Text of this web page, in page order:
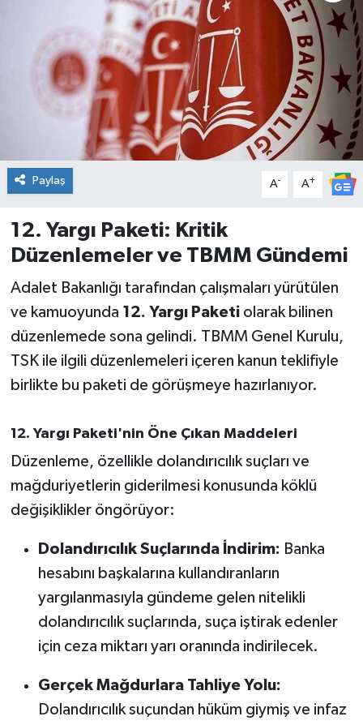
Paylaş A- A+
12. Yargı Paketi: Kritik
Düzenlemeler ve TBMM Gündemi
Adalet Bakanlığı tarafından çalışmaları yürütülen
ve kamuoyunda 12. Yargı Paketiolarak bilinen
düzenlemede sona gelindi. TBMM Genel Kurulu,
TSK ile ilgili düzenlemeleri içeren kanun teklifiyle
birlikte bu paketi de görüşmeye hazırlanıyor.
12. Yargı Paketi'nin Öne Çıkan Maddeleri
Düzenleme, özellikle dolandırıcılık suçları ve
mağduriyetlerin giderilmesi konusunda köklü
değişiklikler öngörüyor:
Dolandırıcılık Suçlarında İndirim: Banka
hesabını başkalarına kullandıranların
yargılanmasıyla gündeme gelen nitelikli
dolandırıcılık suçlarında, suça iştirak edenler
için ceza miktarı yarı oranında indirilecek.
Gerçek Mağdurlara Tahliye Yolu:
Dolandırıcılık suçundan hüküm giymiş ve infaz
Edremit
EĞİTİM
EKONOMİ
Erdek
Gönen
Havran
İvrindi
KENT GÜNDEMİ
MAGAZİN
Manyas
OLAY
OTOMOTİV
Resmi İlanlar